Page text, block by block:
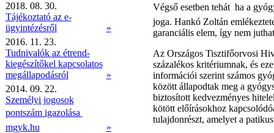
2018. 08. 30.
Tájékoztató az e-
ügyintézésről
»
2016. 11. 23.
Tudnivalók az étrend-
kiegészítőkel kapcsolatos
megállapodásról
»
2014. 09. 22.
Személyi jogosok
pontszám igazolása 
mgyk.hu
»
Végső esetben tehát  ha a
joga. Hankó Zoltán
garanciális elem, így nem
Az Országos Tisztifőorvosi
százalékos kritériumnak, és
információi szerint számos
között állapodtak meg a
biztosított kedvezményes
kötött előírásokhoz
tulajdonrészt, amelyet a